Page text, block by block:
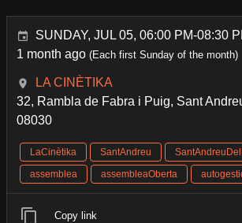
SUNDAY, JUL 05, 06:00 PM-08:30
1 month ago (Each first Sunday of the month)
LA CINÈTIKA
32, Rambla de Fabra i Puig, Sant
08030
LaCinètika SantAndreu
assemblea
assembleaOberta
Copy link